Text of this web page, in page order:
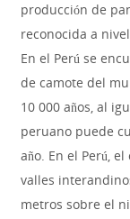
producción de
reconocida a
En el Perú se
de camote del
10 000 años, al
peruano puede
año. En el Perú,
valles
metros sobre el